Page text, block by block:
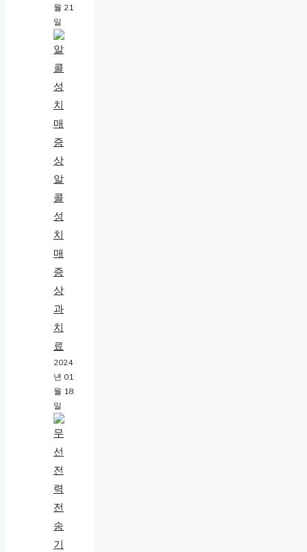
월 21
일
알
콜
성
치
매
증
상
과
치
료
2024
년 01
월 18
일